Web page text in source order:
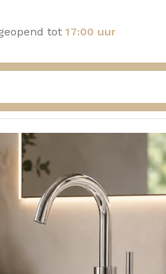
tot 17:00 uur
Hortensia